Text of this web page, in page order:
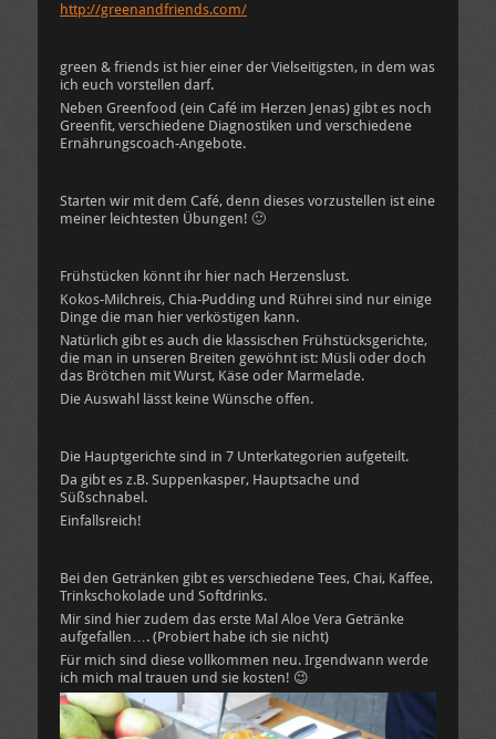
http://greenandfriends.com/
green & friends ist hier einer der Vielseitigsten, in dem was
ich euch vorstellen darf.
Neben Greenfood (ein Café im Herzen Jenas) gibt es noch
Greenfit, verschiedene Diagnostiken und verschiedene
Ernährungscoach-Angebote.
Starten wir mit dem Café, denn dieses vorzustellen ist eine
meiner leichtesten Übungen! 🙂
Frühstücken könnt ihr hier nach Herzenslust.
Kokos-Milchreis, Chia-Pudding und Rührei sind nur einige
Dinge die man hier verköstigen kann.
Natürlich gibt es auch die klassischen Frühstücksgerichte,
die man in unseren Breiten gewöhnt ist: Müsli oder doch
das Brötchen mit Wurst, Käse oder Marmelade.
Die Auswahl lässt keine Wünsche offen.
Die Hauptgerichte sind in 7 Unterkategorien aufgeteilt.
Da gibt es z.B. Suppenkasper, Hauptsache und
Süßschnabel.
Einfallsreich!
Bei den Getränken gibt es verschiedene Tees, Chai, Kaffee,
Trinkschokolade und Softdrinks.
Mir sind hier zudem das erste Mal Aloe Vera Getränke
aufgefallen…. (Probiert habe ich sie nicht)
Für mich sind diese vollkommen neu. Irgendwann werde
ich mich mal trauen und sie kosten! 😉